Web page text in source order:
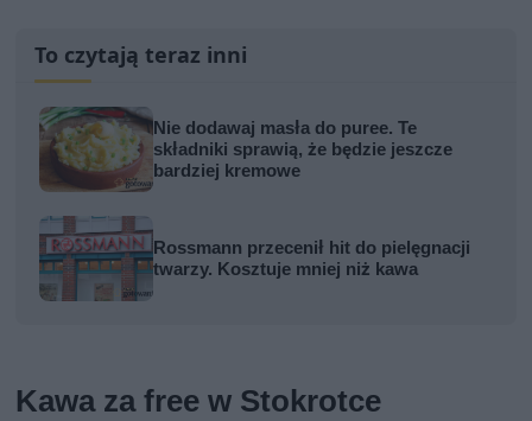
To czytają teraz inni
Nie dodawaj masła do puree. Te
składniki sprawią, że będzie jeszcze
bardziej kremowe
Rossmann przecenił hit do pielęgnacji
twarzy. Kosztuje mniej niż kawa
Kawa za free w Stokrotce